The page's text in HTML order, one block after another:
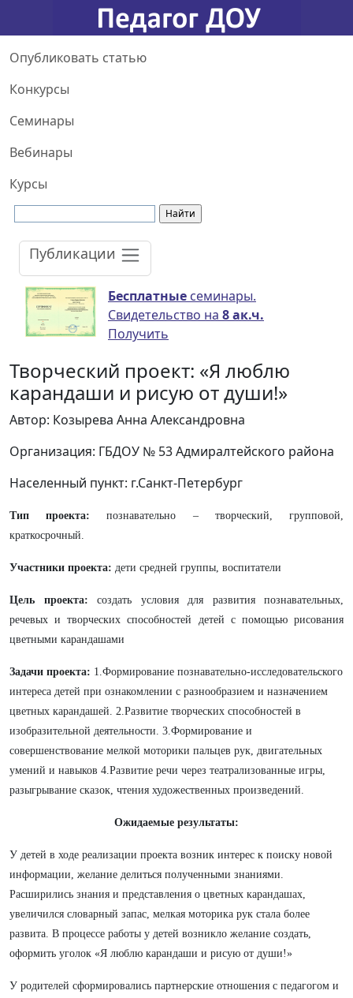
Опубликовать статью
Конкурсы
Семинары
Вебинары
Курсы
Публикации
Бесплатные семинары.
Свидетельство на 8 ак.ч.
Получить
Творческий проект: «Я люблю
карандаши и рисую от души!»
Автор: Козырева Анна Александровна
Организация: ГБДОУ № 53 Адмиралтейского района
Населенный пункт: г.Санкт-Петербург
Тип проекта: познавательно – творческий, групповой,
краткосрочный.
Участники проекта: дети средней группы, воспитатели
Цель проекта: создать условия для развития познавательных,
речевых и творческих способностей детей с помощью рисования
цветными карандашами
Задачи проекта: 1.Формирование познавательно-исследовательского
интереса детей при ознакомлении с разнообразием и назначением
цветных карандашей. 2.Развитие творческих способностей в
изобразительной деятельности. 3.Формирование и
совершенствование мелкой моторики пальцев рук, двигательных
умений и навыков 4.Развитие речи через театрализованные игры,
разыгрывание сказок, чтения художественных произведений.
Ожидаемые результаты:
У детей в ходе реализации проекта возник интерес к поиску новой
информации, желание делиться полученными знаниями.
Расширились знания и представления о цветных карандашах,
увеличился словарный запас, мелкая моторика рук стала более
развита. В процессе работы у детей возникло желание создать,
оформить уголок «Я люблю карандаши и рисую от души!»
У родителей сформировались партнерские отношения с педагогом и